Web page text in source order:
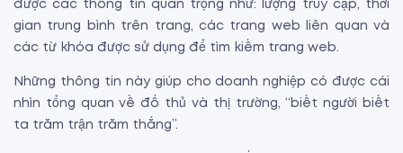
được các thông tin quan trọng như: lượng truy cập, thời
gian trung bình trên trang, các trang web liên quan và
các từ khóa được sử dụng để tìm kiếm trang web.
Những thông tin này giúp cho doanh nghiệp có được cái
nhìn tổng quan về đố thủ và thị trường, “biết người biết
ta trăm trận trăm thắng”.